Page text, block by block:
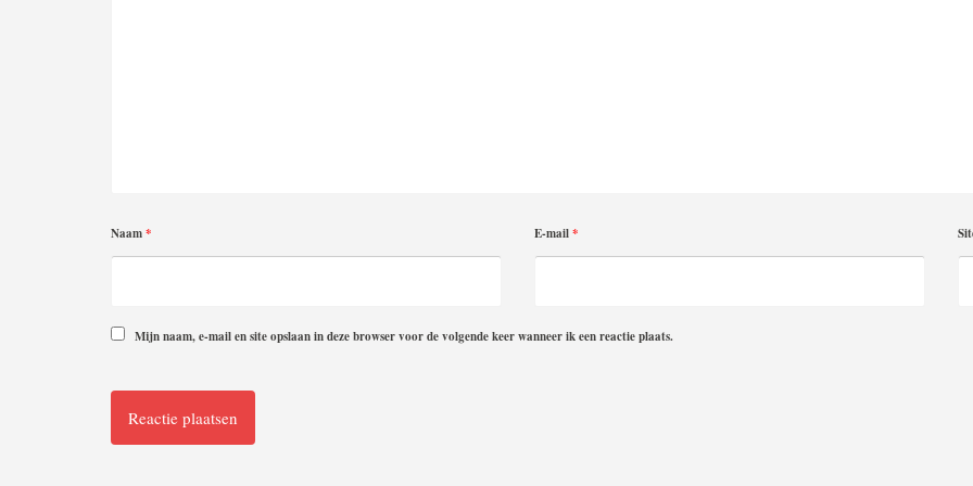
Naam* E-mail*
Mijn naam, e-mail en site opslaan in deze browser voor de volgende keer wanneer ik een reactie plaats.